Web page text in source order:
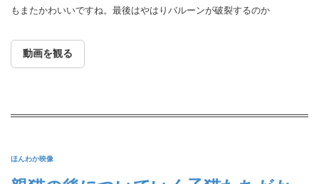
もまたかわいいですね。最後はやはりバルーンが破裂するのか
動画を観る
ほんわか映像